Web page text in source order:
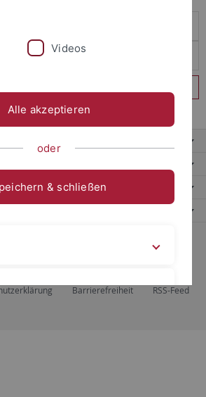
Tübingen, Tübingen
Barrierefreiheit RSS-Feed
Videos
Alle akzeptieren
oder
& schließen